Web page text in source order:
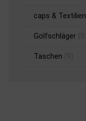
caps & Textilien
Golfschläger
Taschen